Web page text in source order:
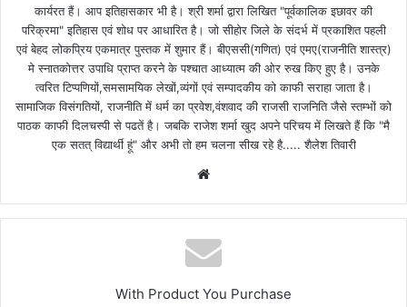
कार्यरत हैं। आप इतिहासकार भी है। श्री शर्मा द्वारा लिखित "पूर्वकालिक इछावर की
परिक्रमा" इतिहास एवं शोध पर आधारित है। जो सीहोर जिले के संदर्भ में प्रकाशित पहली
एवं बेहद लोकप्रिय एकमात्र पुस्तक में शुमार हैं। बीएससी(गणित) एवं एमए(राजनीति शास्त्र)
मे स्नातकोत्तर उपाधि प्राप्त करने के पश्चात आध्यात्म की ओर रुख किए हुए है। उनके
त्वरित टिप्पणियों,समसामयिक लेखों,व्यंगों एवं सम्पादकीय को काफी सराहा जाता है।
सामाजिक विसंगतियों, राजनीति में धर्म का प्रवेश,वंशवाद की राजसी राजनिति जैसे स्तम्भों को
पाठक काफी दिलचस्पी से पढतें है। जबकि राजेश शर्मा खुद अपने परिचय में लिखते हैं कि "मै
एक सतत् विद्यार्थी हूं" और अभी तो हम चलना सीख रहे है..... शैलेश तिवारी
b
s
i
With Product You Purchase